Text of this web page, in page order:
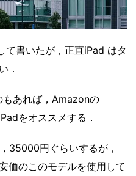
て書いたが，正直iPad はタ
．
あれば，Amazonの
をオススメする．
35000円ぐらいするが，
価のこのモデルを使用して